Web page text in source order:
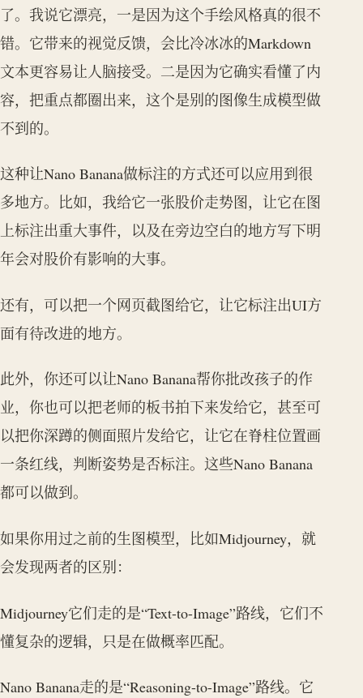
了。我说它漂亮，一是因为这个手绘风格真的很不
错。它带来的视觉反馈，会比冷冰冰的Markdown
文本更容易让人脑接受。二是因为它确实看懂了内
容，把重点都圈出来，这个是别的图像生成模型做
不到的。
这种让Nano Banana做标注的方式还可以应用到很
多地方。比如，我给它一张股价走势图，让它在图
上标注出重大事件，以及在旁边空白的地方写下明
年会对股价有影响的大事。
还有，可以把一个网页截图给它，让它标注出UI方
面有待改进的地方。
此外，你还可以让Nano Banana帮你批改孩子的作
业，你也可以把老师的板书拍下来发给它，甚至可
以把你深蹲的侧面照片发给它，让它在脊柱位置画
一条红线，判断姿势是否标注。这些Nano Banana
都可以做到。
如果你用过之前的生图模型，比如Midjourney，就
会发现两者的区别：
Midjourney它们走的是“Text-to-Image”路线，它们不
懂复杂的逻辑，只是在做概率匹配。
Nano Banana走的是“Reasoning-to-Image”路线。它